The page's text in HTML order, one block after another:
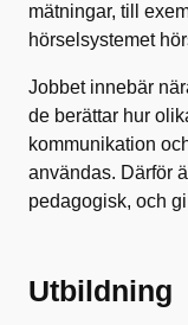
mätningar, till
hörselsystemet
Jobbet innebär
de berättar hur
kommunikation
användas. Därför
pedagogisk, och
Utbildning